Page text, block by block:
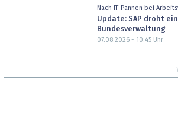
Nach IT-Pannen bei
Update: SAP droht
Bundesverwaltung
07.08.2026 - 10:45Uhr